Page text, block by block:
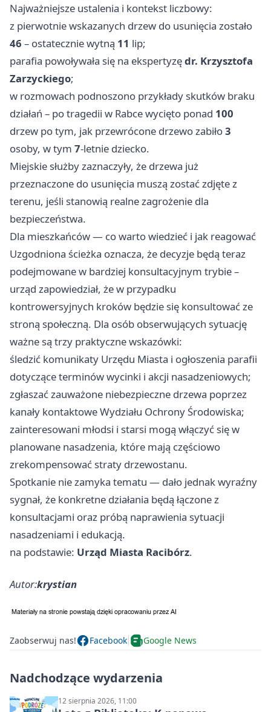
Najważniejsze ustalenia i kontekst liczbowy:
z pierwotnie wskazanych drzew do usunięcia zostało
46 – ostatecznie wytną 11 lip;
parafia powoływała się na ekspertyzędr. Krzysztofa
Zarzyckiego;
w rozmowach podnoszono przykłady skutków braku
działań – po tragedii w Rabce wycięto ponad 100
drzew po tym, jak przewrócone drzewo zabiło3
osoby, w tym 7-letnie dziecko.
Miejskie służby zaznaczyły, że drzewa już
przeznaczone do usunięcia muszą zostać zdjęte z
terenu, jeśli stanowią realne zagrożenie dla
bezpieczeństwa.
Dla mieszkańców — co warto wiedzieć i jak reagować
Uzgodniona ścieżka oznacza, że decyzje będą teraz
podejmowane w bardziej konsultacyjnym trybie –
urząd zapowiedział, że w przypadku
kontrowersyjnych kroków będzie się konsultować ze
stroną społeczną. Dla osób obserwujących sytuację
ważne są trzy praktyczne wskazówki:
śledzić komunikaty Urzędu Miasta i ogłoszenia parafii
dotyczące terminów wycinki i akcji nasadzeniowych;
zgłaszać zauważone niebezpieczne drzewa poprzez
kanały kontaktowe Wydziału Ochrony Środowiska;
zainteresowani młodsi i starsi mogą włączyć się w
planowane nasadzenia, które mają częściowo
zrekompensować straty drzewostanu.
Spotkanie nie zamyka tematu — dało jednak wyraźny
sygnał, że konkretne działania będą łączone z
konsultacjami oraz próbą naprawienia sytuacji
nasadzeniami i edukacją.
na podstawie: Urząd Miasta Racibórz.
Autor:krystian
Zaobserwuj nas! Facebook Google News
Nadchodzące wydarzenia
12 sierpnia 2026, 11:00